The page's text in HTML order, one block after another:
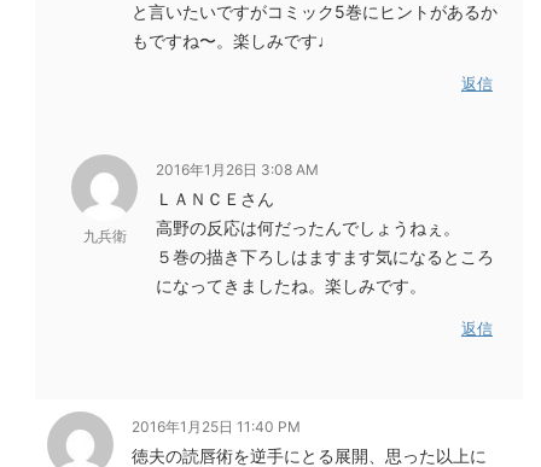
と言いたいですがコミック5巻にヒントがあるか
もですね〜。楽しみです♩
返信
九兵衛
2016年1月26日 3:08 AM
ＬＡＮＣＥさん
高野の反応は何だったんでしょうねぇ。
５巻の描き下ろしはますます気になるところ
になってきましたね。楽しみです。
返信
2016年1月25日 11:40 PM
徳夫の読唇術を逆手にとる展開、思った以上に